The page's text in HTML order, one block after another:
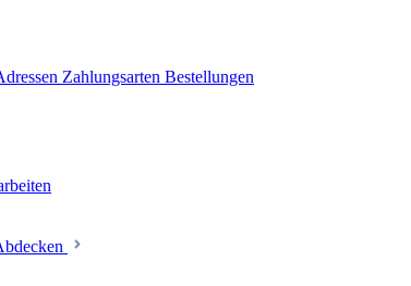
Zahlungsarten Bestellungen